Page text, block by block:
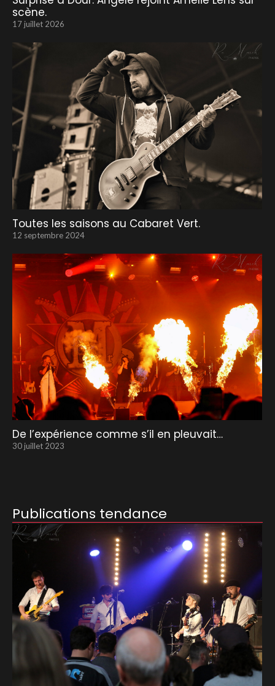
scène.
17 juillet 2026
Toutes les saisons au Cabaret Vert.
12 septembre 2024
De l’expérience comme s’il en pleuvait…
30 juillet 2023
Publications tendance